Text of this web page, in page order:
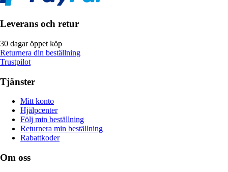
Leverans och retur
30 dagar öppet köp
Returnera din beställning
Trustpilot
Tjänster
Mitt konto
Hjälpcenter
Följ min beställning
Returnera min beställning
Rabattkoder
Om oss